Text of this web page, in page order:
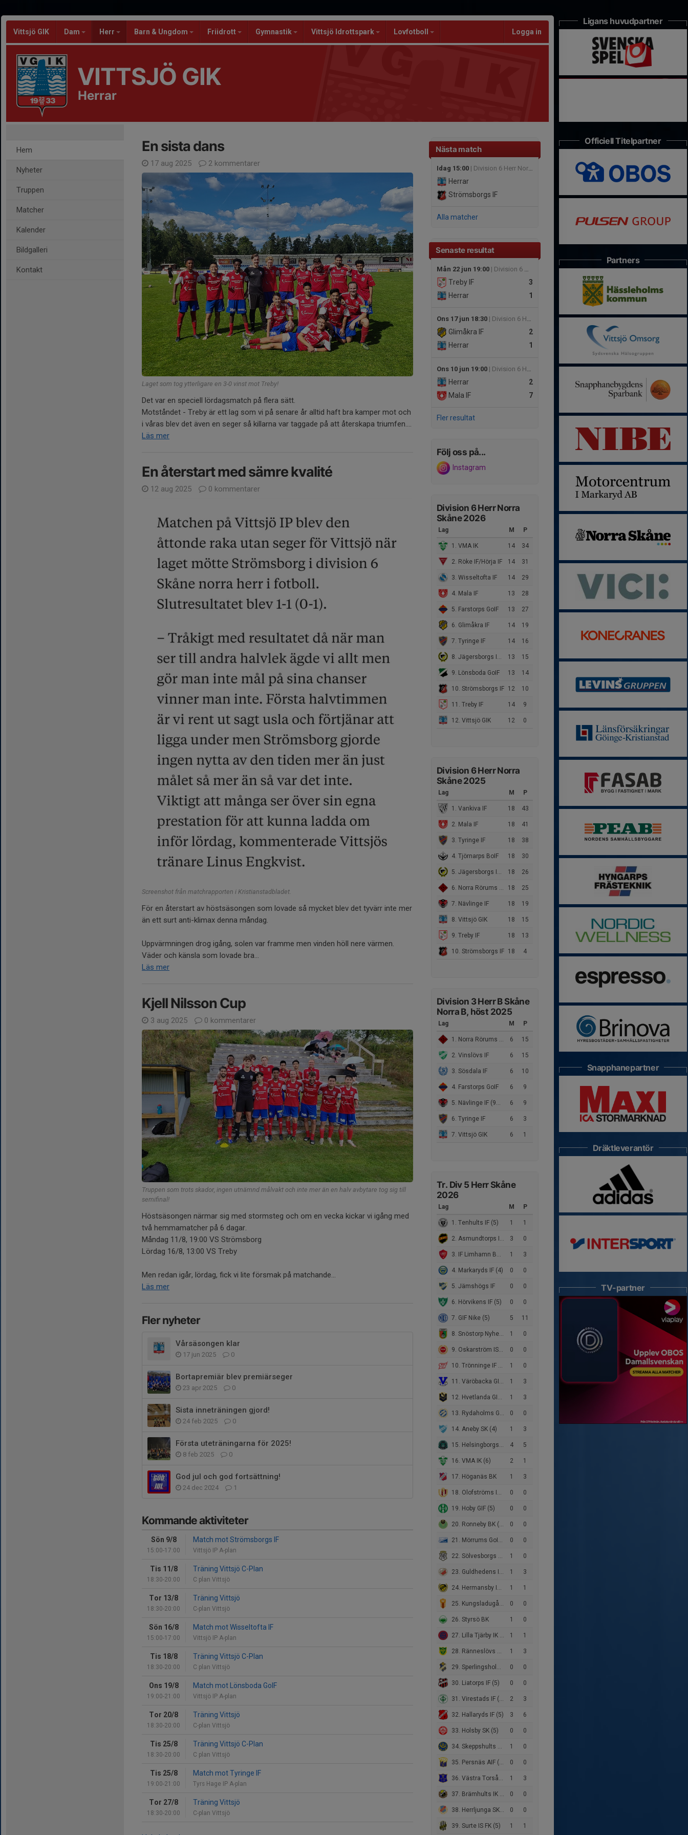
Vittsjö GIK Dam Herr Barn & Ungdom Friidrott Gymnastik Vittsjö Idrottspark Lovfotboll Logga in
VITTSJÖ GIK
Herrar
Hem
Nyheter
Truppen
Matcher
Kalender
Bildgalleri
Kontakt
Nästa match
Idag 15:00 | Division 6 Herr Norra Skåne
Herrar
Strömsborgs IF
Alla matcher
Senaste resultat
Mån 22 jun 19:00 | Division 6 Herr Norra Skåne
3
Treby IF
1
Herrar
Ons 17 jun 18:30 | Division 6 Herr Norra Skåne
2
Glimåkra IF
1
Herrar
Ons 10 jun 19:00 | Division 6 Herr Norra Skåne
2
Herrar
7
Mala IF
Fler resultat
Följ oss på...
Instagram
Division 6 Herr Norra
Skåne 2026
Lag M P
1. VMA IK 14 34
2. Röke IF/Hörja IF 14 31
3. Wisseltofta IF 14 29
4. Mala IF 13 28
5. Farstorps GoIF 13 27
6. Glimåkra IF 14 19
7. Tyringe IF 14 16
8. Jägersborgs IF/Verums GoIF 13 15
9. Lönsboda GoIF 13 14
10. Strömsborgs IF 12 10
11. Treby IF 14 9
12. Vittsjö GIK 12 0
Division 6 Herr Norra
Skåne 2025
Lag M P
1. Vankiva IF 18 43
2. Mala IF 18 41
3. Tyringe IF 18 38
4. Tjörnarps BoIF 18 30
5. Jägersborgs IF/Verums GoIF 18 26
6. Norra Rörums GIF 18 25
7. Nävlinge IF 18 19
8. Vittsjö GIK 18 15
9. Treby IF 18 13
10. Strömsborgs IF 18 4
Division 3 Herr B Skåne
Norra B, höst 2025
Lag M P
1. Norra Rörums GIF 6 15
2. Vinslövs IF 6 15
3. Sösdala IF 6 10
4. Farstorps GoIF 6 9
5. Nävlinge IF (9m9) 6 9
6. Tyringe IF 6 3
7. Vittsjö GIK 6 1
Tr. Div 5 Herr Skåne
2026
Lag M P
1. Tenhults IF (5) 1 1
2. Asmundtorps IF (5) 3 0
3. IF Limhamn Bunkeflo (3) 1 3
4. Markaryds IF (4) 0 0
5. Jämshögs IF 0 0
6. Hörvikens IF (5) 0 0
7. GIF Nike (5) 5 11
8. Snöstorp Nyhem FF (5) 1 0
9. Oskarström IS (5) 0 0
10. Trönninge IF (5) 1 0
11. Väröbacka GIF (5) 1 3
12. Hvetlanda GIF (5) 1 3
13. Rydaholms GoIF (5) 0 0
14. Aneby SK (4) 1 3
15. Helsingborgs Östra IF (6) 4 5
16. VMA IK (6) 2 1
17. Höganäs BK 1 3
18. Olofströms IF (4) 0 0
19. Hoby GIF (5) 0 0
20. Ronneby BK (5) 0 0
21. Mörrums GoIS FK (5) 0 0
22. Sölvesborgs GIF U-lag (5) 1 0
23. Guldhedens IK (5) 1 3
24. Hermansby IF (5) 1 1
25. Kungsladugårds BK (5) 0 0
26. Styrsö BK 1 0
27. Lilla Tjärby IK (5) 1 1
28. Ränneslövs GIF/BK Walldia (6) 1 3
29. Sperlingsholms IF (5) 0 0
30. Liatorps IF (5) 0 0
31. Virestads IF (5) 2 3
32. Hallaryds IF (5) 3 6
33. Holsby SK (5) 0 0
34. Skeppshults BK (5) 1 0
35. Persnäs AIF (5) 0 0
36. Västra Torsås IF (5) 1 3
37. Brämhults IK (5) 0 0
38. Herrljunga SK FK (5) 0 0
39. Surte IS FK (5) 1 1
En sista dans
17 aug 2025 2 kommentarer
Laget som tog ytterligare en 3-0 vinst mot Treby!
Det var en speciell lördagsmatch på flera sätt.
Motståndet - Treby är ett lag som vi på senare år alltid haft bra kamper mot och
i våras blev det även en seger så killarna var taggade på att återskapa triumfen....
Läs mer
En återstart med sämre kvalité
12 aug 2025 0 kommentarer
Screenshot från matchrapporten i Kristianstadbladet.
För en återstart av höstsäsongen som lovade så mycket blev det tyvärr inte mer
än ett surt anti-klimax denna måndag.
Uppvärmningen drog igång, solen var framme men vinden höll nere värmen.
Väder och känsla som lovade bra...
Läs mer
Kjell Nilsson Cup
3 aug 2025 0 kommentarer
Truppen som trots skador, ingen utnämnd målvakt och inte mer än en halv avbytare tog sig till
semifinal!
Höstsäsongen närmar sig med stormsteg och om en vecka kickar vi igång med
två hemmamatcher på 6 dagar.
Måndag 11/8, 19:00 VS Strömsborg
Lördag 16/8, 13:00 VS Treby
Men redan igår, lördag, fick vi lite försmak på matchande...
Läs mer
Fler nyheter
Vårsäsongen klar
17 jun 2025 0
Bortapremiär blev premiärseger
23 apr 2025 0
Sista inneträningen gjord!
24 feb 2025 0
Första uteträningarna för 2025!
8 feb 2025 0
God jul och god fortsättning!
24 dec 2024 1
Kommande aktiviteter
Sön 9/8
15:00-17:00
Match mot Strömsborgs IF
Vittsjö IP A-plan
Tis 11/8
18:30-20:00
Träning Vittsjö C-Plan
C plan Vittsjö
Tor 13/8
18:30-20:00
Träning Vittsjö
C-plan Vittsjö
Sön 16/8
15:00-17:00
Match mot Wisseltofta IF
Vittsjö IP A-plan
Tis 18/8
18:30-20:00
Träning Vittsjö C-Plan
C plan Vittsjö
Ons 19/8
19:00-21:00
Match mot Lönsboda GoIF
Vittsjö IP A-plan
Tor 20/8
18:30-20:00
Träning Vittsjö
C-plan Vittsjö
Tis 25/8
18:30-20:00
Träning Vittsjö C-Plan
C plan Vittsjö
Tis 25/8
19:00-21:00
Match mot Tyringe IF
Tyrs Hage IP A-plan
Tor 27/8
18:30-20:00
Träning Vittsjö
C-plan Vittsjö
Ligans huvudpartner
Officiell Titelpartner
Partners
Snapphanepartner
Dräktleverantör
TV-partner